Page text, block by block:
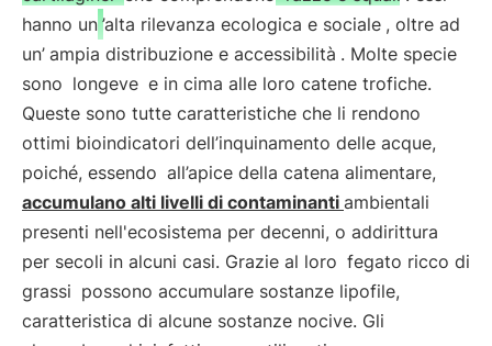
hanno un ’alta rilevanza ecologica e sociale , oltre ad
un’ ampia distribuzione e accessibilità . Molte specie
sono longeve e in cima alle loro catene trofiche.
Queste sono tutte caratteristiche che li rendono
ottimi bioindicatori dell’inquinamento delle acque,
poiché, essendo all’apice della catena alimentare,
accumulano alti livelli di contaminanti ambientali
presenti nell'ecosistema per decenni, o addirittura
per secoli in alcuni casi. Grazie al loro fegato ricco di
grassi possono accumulare sostanze lipofile,
caratteristica di alcune sostanze nocive. Gli